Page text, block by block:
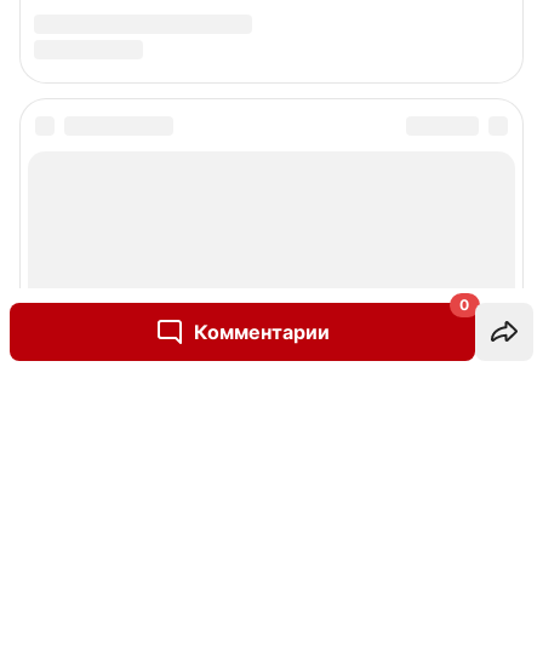
Комментарии
0